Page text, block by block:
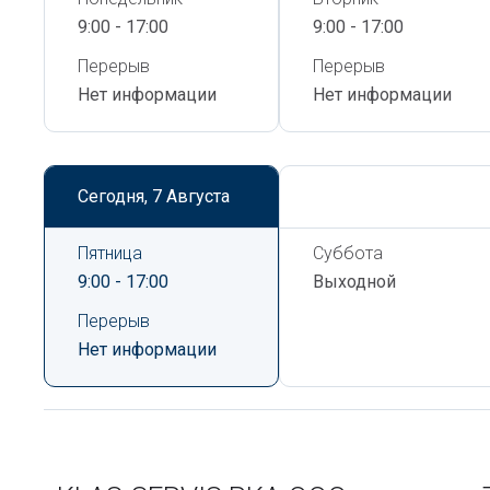
9:00 - 17:00
Перерыв
Нет информации
9:00 - 17:00
Перерыв
Нет информации
Сегодня, 7 Августа
Пятница
9:00 - 17:00
Перерыв
Нет информации
Суббота
Выходной